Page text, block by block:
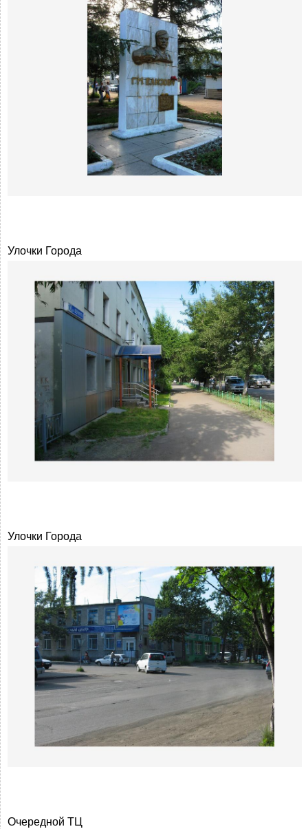
Улочки Города
Улочки Города
Очередной ТЦ